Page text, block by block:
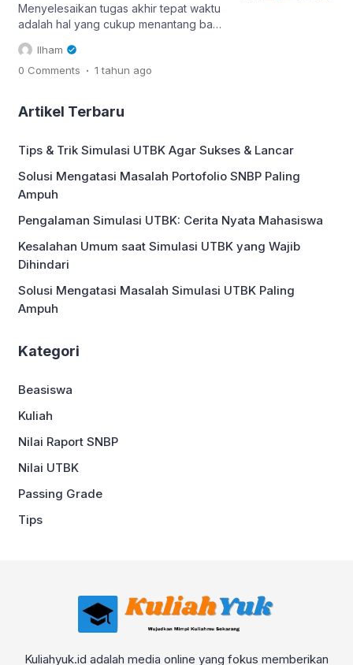
menghasilkan tugas yang benar-benar
sempurna […]
Menyelesaikan tugas akhir tepat waktu
adalah hal yang cukup menantang bagi
banyak mahasiswa. Proses
penyusunan tugas akhir sering kali
terasa panjang dan melelahkan. Oleh
tugas akhir tepat waktu sangatlah
penting agar proses akademik berjalan
matang, manajemen waktu yang baik,
tahapan, tugas […]
Ilham
0 Comments . 1 tahun ago
Artikel Terbaru
Tips & Trik Simulasi UTBK Agar Sukses & Lancar
Solusi Mengatasi Masalah Portofolio SNBP Paling
Ampuh
Pengalaman Simulasi UTBK: Cerita Nyata Mahasiswa
Kesalahan Umum saat Simulasi UTBK yang Wajib
Dihindari
Solusi Mengatasi Masalah Simulasi UTBK Paling
Ampuh
Kategori
Beasiswa
Kuliah
Nilai Raport SNBP
Nilai UTBK
Passing Grade
Tips
Kuliahyuk.id adalah media online yang fokus memberikan